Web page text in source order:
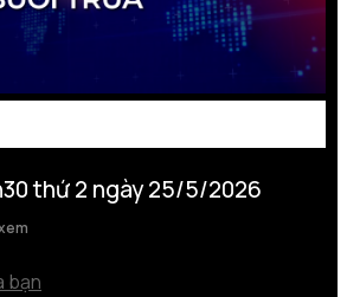
thứ 2 ngày 25/5/2026
bạn